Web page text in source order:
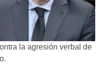
la agresión verbal de